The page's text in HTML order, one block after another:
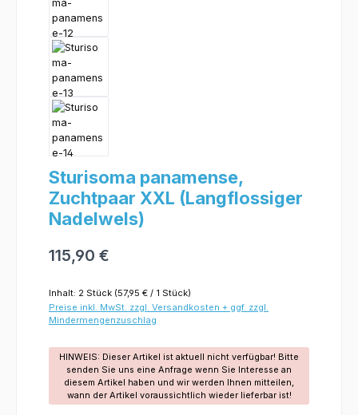
Sturisoma panamense,
Zuchtpaar XXL (Langflossiger
Nadelwels)
115,90 €
Inhalt: 2 Stück (57,95 € / 1 Stück)
Preise inkl. MwSt. zzgl. Versandkosten + ggf. zzgl.
Mindermengenzuschlag
HINWEIS: Dieser Artikel ist aktuell nicht verfügbar! Bitte
senden Sie uns eine Anfrage wenn Sie Interesse an
diesem Artikel haben und wir werden Ihnen mitteilen,
wann der Artikel voraussichtlich wieder lieferbar ist!